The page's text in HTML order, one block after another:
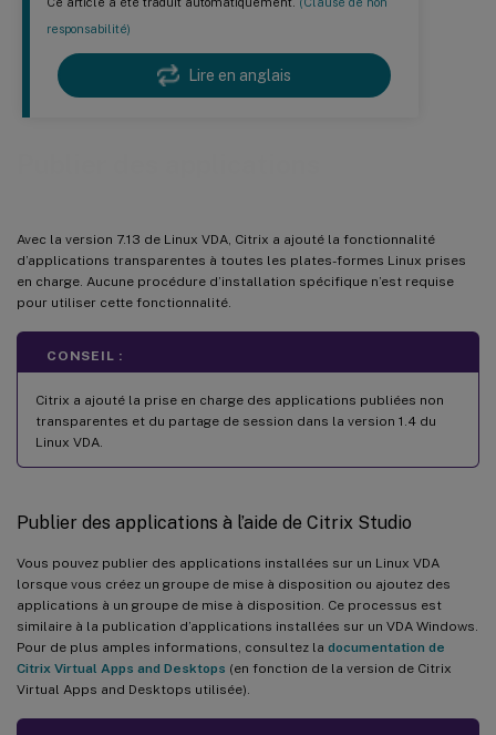
responsabilité)
Lire en anglais
Avec la version 7.13 de Linux VDA, Citrix a ajouté la fonctionnalité
d’applications transparentes à toutes les plates-formes Linux prises
en charge. Aucune procédure d’installation spécifique n’est requise
pour utiliser cette fonctionnalité.
CONSEIL :
Citrix a ajouté la prise en charge des applications publiées non
transparentes et du partage de session dans la version 1.4 du
Linux VDA.
Publier des applications à l’aide de Citrix Studio
Vous pouvez publier des applications installées sur un Linux VDA
lorsque vous créez un groupe de mise à disposition ou ajoutez des
applications à un groupe de mise à disposition. Ce processus est
similaire à la publication d’applications installées sur un VDA Windows.
Pour de plus amples informations, consultez la documentation de
Citrix Virtual Apps and Desktops (en fonction de la version de Citrix
Virtual Apps and Desktops utilisée).